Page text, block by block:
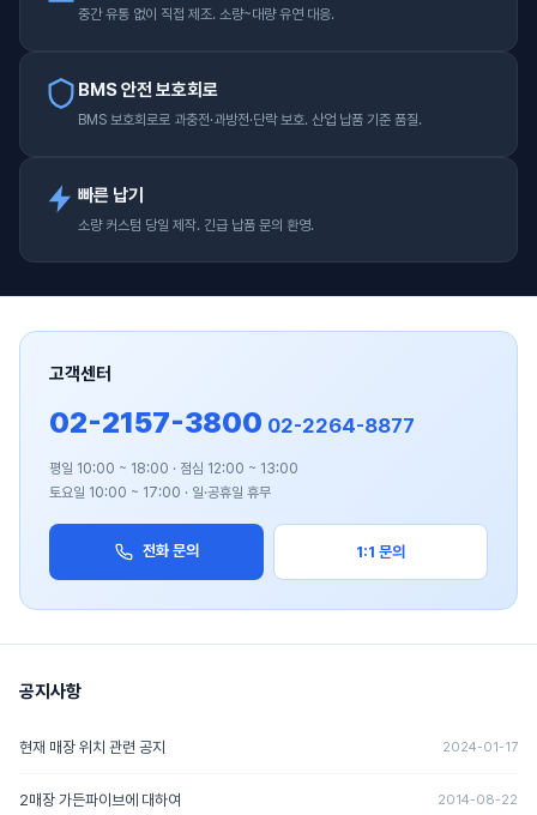
중간 유통 없이 직접 제조. 소량~대량 유연 대응.
BMS 안전 보호회로
BMS 보호회로로 과충전·과방전·단락 보호. 산업 납품 기준 품질.
빠른 납기
소량 커스텀 당일 제작. 긴급 납품 문의 환영.
고객센터
02-2157-3800 02-2264-8877
평일 10:00 ~ 18:00 · 점심 12:00 ~ 13:00
토요일 10:00 ~ 17:00 · 일·공휴일 휴무
전화 문의 1:1 문의
공지사항
현재 매장 위치 관련 공지 2024-01-17
2매장 가든파이브에 대하여 2014-08-22